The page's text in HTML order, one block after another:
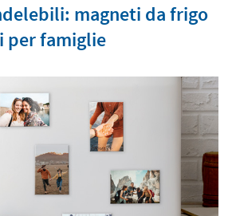
magneti da frigo
per famiglie